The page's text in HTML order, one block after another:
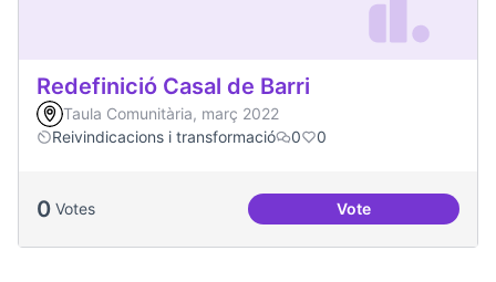
Redefinició Casal de Barri
Taula Comunitària, març 2022
Reivindicacions i transformació
0 0
0 Votes VoteRedefinició Casal